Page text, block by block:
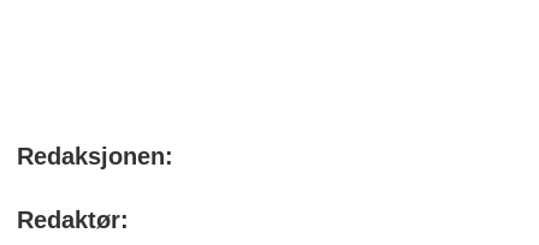
Redaksjonen:
Redaktør: